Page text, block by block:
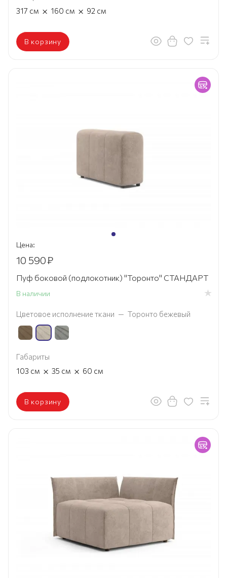
317 см × 160 см × 92 см
В корзину
Цена:
10 590₽
Пуф боковой (подлокотник) "Торонто" СТАНДАРТ
В наличии
Цветовое исполнение ткани — Торонто бежевый
Габариты
103 см × 35 см × 60 см
В корзину